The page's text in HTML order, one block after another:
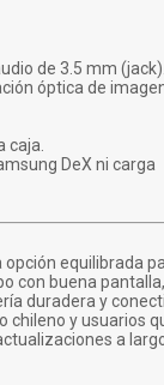
de 3.5 mm (jack).
óptica de
caja.
DeX ni carga
equilibrada
con buena pantalla,
duradera y
chileno y usuarios
a